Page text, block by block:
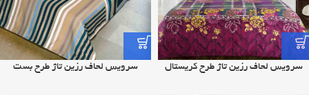
سرویس لحاف رزین تاژ طرح کریستال سرویس لحاف رزین تاژ طرح بست